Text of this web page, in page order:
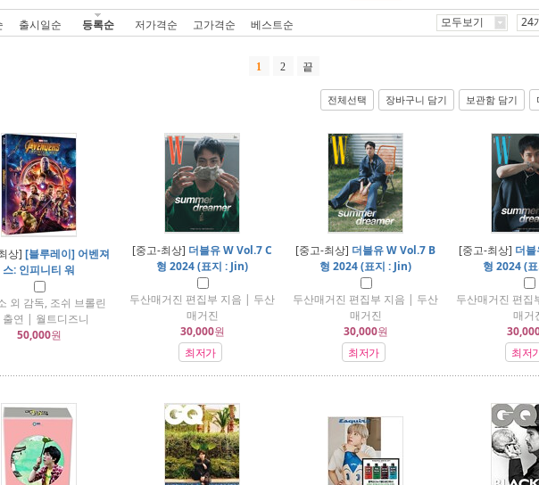
출시일순 등록순 저가격순 고가격순 베스트순 모두보기 24
1 2 끝
전체선택 장바구니 담기 보관함 담기
상] [블루레이] 어벤져
스: 인피니티 워
외 감독, 조쉬 브롤린
출연 | 월트디즈니
50,000원
[중고-최상] 더블유 W Vol.7 C
형 2024 (표지 : Jin)
두산매거진 편집부 지음 | 두산
매거진
30,000원
최저가
[중고-최상] 더블유 W Vol.7 B
형 2024 (표지 : Jin)
두산매거진 편집부 지음 | 두산
매거진
30,000원
최저가
[중고-최상] 더
형 2024 (
두산매거진 편
매거
최저